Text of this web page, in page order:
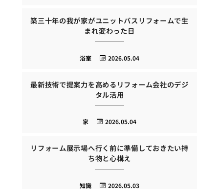
築三十年の我が家がユニットバスリフォームで生
まれ変わった日
2026.05.04
浴室
最新技術で提案力を高めるリフォーム会社のデジ
タル活用
2026.05.04
家
リフォーム展示場へ行く前に準備しておきたい持
ち物と心構え
2026.05.03
知識